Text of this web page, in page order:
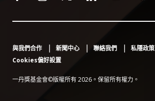
與我們合作 新聞中心 聯絡我們 私隱政策
Cookies偏好設置
一丹獎基金會©版權所有 2026。保留所有權力。